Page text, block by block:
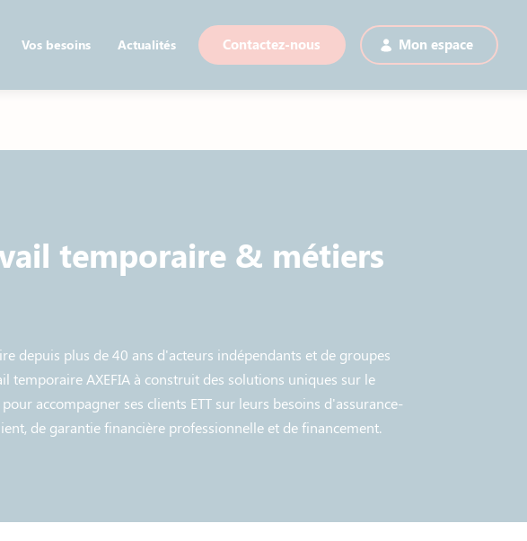
Vos besoins Actualités Contactez-nous Mon espace
temporaire & métiers
depuis plus de 40 ans d'acteurs indépendants et de groupes
temporaire AXEFIA à construit des solutions uniques sur le
accompagner ses clients ETT sur leurs besoins d'assurance-
de garantie financière professionnelle et de financement.